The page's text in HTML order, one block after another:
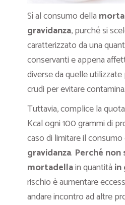
Sì al consumo della
gravidanza, purché si
caratterizzato da una
conservanti e appena
diverse da quelle
crudi per evitare
Tuttavia, complice la
Kcal ogni 100 grammi di
caso di limitare il consumo
gravidanza. Perché non
mortadellain quantità in
rischio è aumentare
andare incontro ad altre